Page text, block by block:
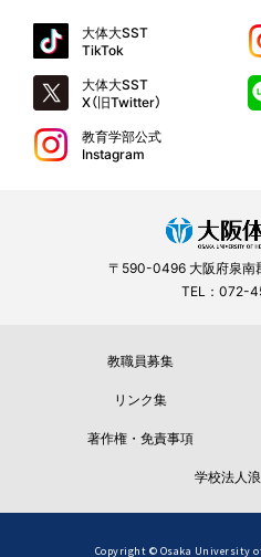
大体大SST
TikTok
大体大SST
X（旧Twitter）
教育学部公式
Instagram
〒590-0496 大阪府泉南
TEL：072-
教職員募集
リンク集
著作権・免責事項
学校法人
Copyright © Osaka University